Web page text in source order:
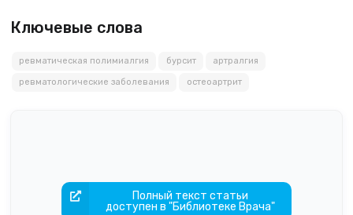
Ключевые слова
ревматическая полимиалгия бурсит артралгия
ревматологические заболевания остеоартрит
Полный текст статьи
доступен в "Библиотеке Врача"